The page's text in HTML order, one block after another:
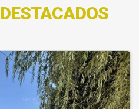
DESTACADOS